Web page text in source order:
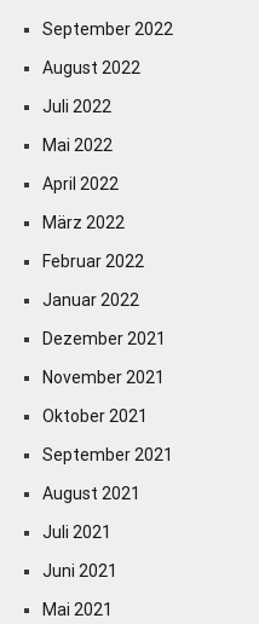
September 2022
August 2022
Juli 2022
Mai 2022
April 2022
März 2022
Februar 2022
Januar 2022
Dezember 2021
November 2021
Oktober 2021
September 2021
August 2021
Juli 2021
Juni 2021
Mai 2021